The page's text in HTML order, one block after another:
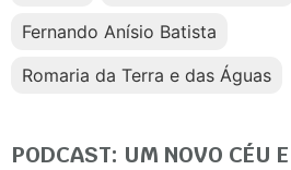
Fernando Anísio Batista
Romaria da Terra e das Águas
PODCAST: UM NOVO CÉU